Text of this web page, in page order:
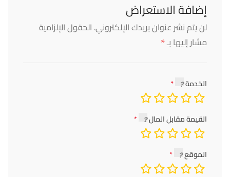
إضافة الاستعراض
لن يتم نشر عنوان بريدك الإلكتروني. الحقول الإلزامية
مشار إليها بـ*
الخدمة
القيمة مقابل المال
الموقع